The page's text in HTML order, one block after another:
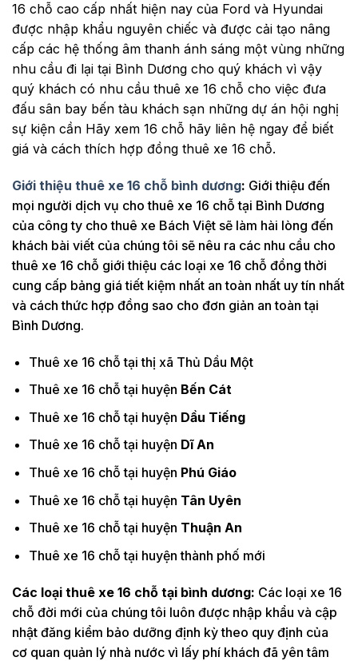
16 chỗ cao cấp nhất hiện nay của Ford và Hyundai
được nhập khẩu nguyên chiếc và được cải tạo nâng
cấp các hệ thống âm thanh ánh sáng một vùng những
nhu cầu đi lại tại Bình Dương cho quý khách vì vậy
quý khách có nhu cầu thuê xe 16 chỗ cho việc đưa
đấu sân bay bến tàu khách sạn những dự án hội nghị
sự kiện cần Hãy xem 16 chỗ hãy liên hệ ngay để biết
giá và cách thích hợp đồng thuê xe 16 chỗ.
Giới thiệu thuê xe 16 chỗ bình dương: Giới thiệu đến
mọi người dịch vụ cho thuê xe 16 chỗ tại Bình Dương
của công ty cho thuê xe Bách Việt sẽ làm hài lòng đến
khách bài viết của chúng tôi sẽ nêu ra các nhu cầu cho
thuê xe 16 chỗ giới thiệu các loại xe 16 chỗ đồng thời
cung cấp bảng giá tiết kiệm nhất an toàn nhất uy tín nhất
và cách thức hợp đồng sao cho đơn giản an toàn tại
Bình Dương.
Thuê xe 16 chỗ tại thị xã Thủ Dầu Một
Thuê xe 16 chỗ tại huyện Bến Cát
Thuê xe 16 chỗ tại huyện Dầu Tiếng
Thuê xe 16 chỗ tại huyện Dĩ An
Thuê xe 16 chỗ tại huyện Phú Giáo
Thuê xe 16 chỗ tại huyện Tân Uyên
Thuê xe 16 chỗ tại huyện Thuận An
Thuê xe 16 chỗ tại huyện thành phố mới
Các loại thuê xe 16 chỗ tại bình dương: Các loại xe 16
chỗ đời mới của chúng tôi luôn được nhập khẩu và cập
nhật đăng kiểm bảo dưỡng định kỳ theo quy định của
cơ quan quản lý nhà nước vì lấy phí khách đã yên tâm